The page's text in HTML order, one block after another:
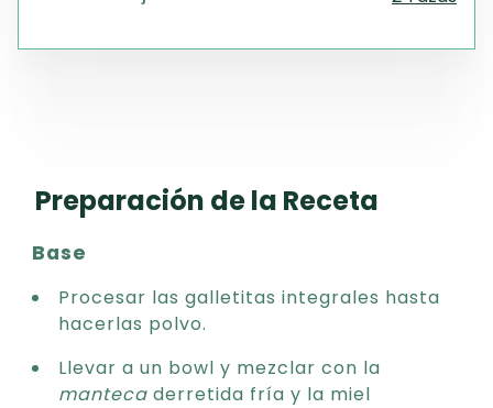
Preparación de la Receta
Base
Procesar las galletitas integrales hasta
hacerlas polvo.
Llevar a un bowl y mezclar con la
manteca derretida fría y la miel